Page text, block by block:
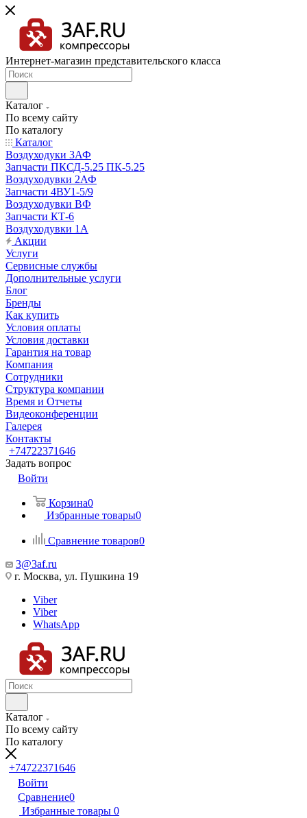
Интернет-магазин представительского класса
Каталог
По всему сайту
По каталогу
Каталог
Воздуходуки 3АФ
Запчасти ПКСД-5.25 ПК-5.25
Воздуходувки 2АФ
Запчасти 4ВУ1-5/9
Воздуходувки ВФ
Запчасти КТ-6
Воздуходувки 1А
Акции
Услуги
Сервисные службы
Дополнительные услуги
Блог
Бренды
Как купить
Условия оплаты
Условия доставки
Гарантия на товар
Компания
Сотрудники
Структура компании
Время и Отчеты
Видеоконференции
Галерея
Контакты
+74722371646
Задать вопрос
Войти
Корзина0
Избранные товары0
Сравнение товаров0
3@3af.ru
г. Москва, ул. Пушкина 19
Viber
Viber
WhatsApp
Каталог
По всему сайту
По каталогу
+74722371646
Войти
Сравнение0
Избранные товары 0